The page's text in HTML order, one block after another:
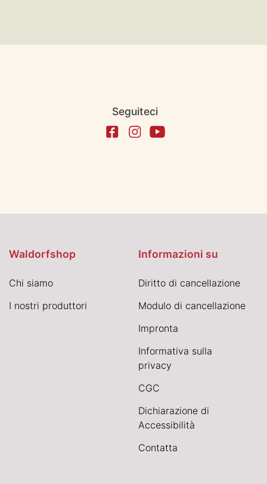
Seguiteci
Waldorfshop
Chi siamo
I nostri produttori
Informazioni su
Diritto di cancellazione
Modulo di cancellazione
Impronta
Informativa sulla
privacy
CGC
Dichiarazione di
Accessibilità
Contatta